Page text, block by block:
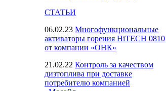
СТАТЬИ
06.02.23 Многофункциональные
активаторы горения HiTECH 0810
от компании «ОНК»
21.02.22 Контроль за качеством
дизтоплива при доставке
потребителю компанией